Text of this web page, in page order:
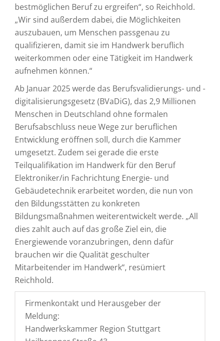
bestmöglichen Beruf zu ergreifen“, so Reichhold.
„Wir sind außerdem dabei, die Möglichkeiten
auszubauen, um Menschen passgenau zu
qualifizieren, damit sie im Handwerk beruflich
weiterkommen oder eine Tätigkeit im Handwerk
aufnehmen können.“
Ab Januar 2025 werde das Berufsvalidierungs- und -
digitalisierungsgesetz (BVaDiG), das 2,9 Millionen
Menschen in Deutschland ohne formalen
Berufsabschluss neue Wege zur beruflichen
Entwicklung eröffnen soll, durch die Kammer
umgesetzt. Zudem sei gerade die erste
Teilqualifikation im Handwerk für den Beruf
Elektroniker/in Fachrichtung Energie- und
Gebäudetechnik erarbeitet worden, die nun von
den Bildungsstätten zu konkreten
Bildungsmaßnahmen weiterentwickelt werde. „All
dies zahlt auch auf das große Ziel ein, die
Energiewende voranzubringen, denn dafür
brauchen wir die Qualität geschulter
Mitarbeitender im Handwerk“, resümiert
Reichhold.
Firmenkontakt und Herausgeber der
Meldung:
Handwerkskammer Region Stuttgart